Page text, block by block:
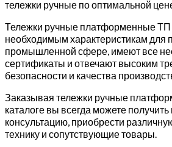
180
тележки ручные по оптимальной
Тележки ручные платформенные ТП
необходимым характеристикам для
промышленной сфере, имеют все
сертификаты и отвечают высоким
безопасности и качества
Заказывая тележки ручные
каталоге вы всегда можете
консультацию, приобрести
технику и сопутствующие товары.